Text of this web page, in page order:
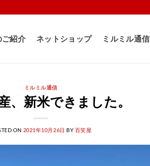
ご紹介 ネットショップ ミルミル通信
ミルミル通信
、新米できました。
ON 2021年10月26日 BY 百笑屋